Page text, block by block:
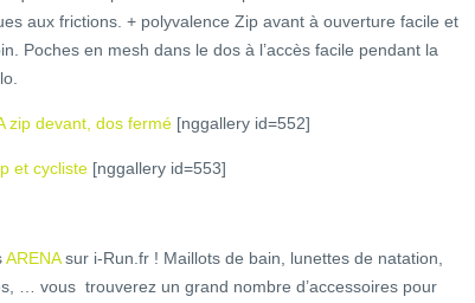
aux frictions. + polyvalence Zip avant à ouverture facile et
Poches en mesh dans le dos à l’accès facile pendant la
zip devant, dos fermé [nggallery id=552]
et cycliste [nggallery id=553]
ARENAsur i-Run.fr ! Maillots de bain, lunettes de natation,
… vous trouverez un grand nombre d’accessoires pour